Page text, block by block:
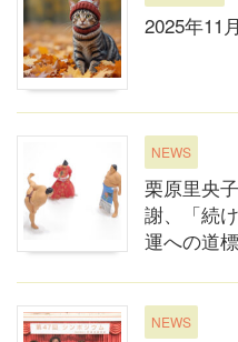
2025年11
NEWS
栗原里央
謝、「続
運への道
NEWS